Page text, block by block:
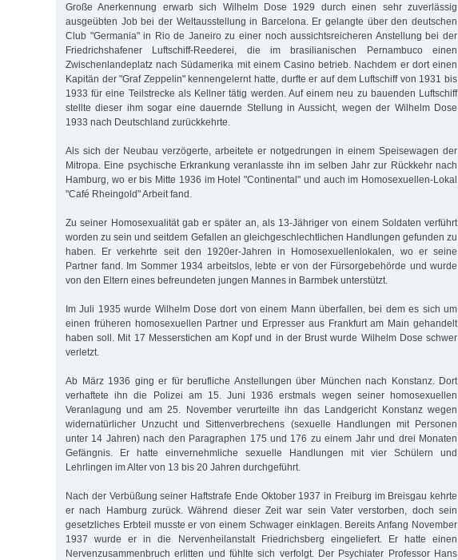
Große Anerkennung erwarb sich Wilhelm Dose 1929 durch einen sehr zuverlässig
ausgeübten Job bei der Weltausstellung in Barcelona. Er gelangte über den deutschen
Club "Germania" in Rio de Janeiro zu einer noch aussichtsreicheren Anstellung bei der
Friedrichshafener Luftschiff-Reederei, die im brasilianischen Pernambuco einen
Zwischenlandeplatz nach Südamerika mit einem Casino betrieb. Nachdem er dort einen
Kapitän der "Graf Zeppelin" kennengelernt hatte, durfte er auf dem Luftschiff von 1931 bis
1933 für eine Teilstrecke als Kellner tätig werden. Auf einem neu zu bauenden Luftschiff
stellte dieser ihm sogar eine dauernde Stellung in Aussicht, wegen der Wilhelm Dose
1933 nach Deutschland zurückkehrte.
Als sich der Neubau verzögerte, arbeitete er notgedrungen in einem Speisewagen der
Mitropa. Eine psychische Erkrankung veranlasste ihn im selben Jahr zur Rückkehr nach
Hamburg, wo er bis Mitte 1936 im Hotel "Continental" und auch im Homosexuellen-Lokal
"Café Rheingold" Arbeit fand.
Zu seiner Homosexualität gab er später an, als 13-Jähriger von einem Soldaten verführt
worden zu sein und seitdem Gefallen an gleichgeschlechtlichen Handlungen gefunden zu
haben. Er verkehrte seit den 1920er-Jahren in Homosexuellenlokalen, wo er seine
Partner fand. Im Sommer 1934 arbeitslos, lebte er von der Fürsorgebehörde und wurde
von den Eltern eines befreundeten jungen Mannes in Barmbek unterstützt.
Im Juli 1935 wurde Wilhelm Dose dort von einem Mann überfallen, bei dem es sich um
einen früheren homosexuellen Partner und Erpresser aus Frankfurt am Main gehandelt
haben soll. Mit 17 Messerstichen am Kopf und in der Brust wurde Wilhelm Dose schwer
verletzt.
Ab März 1936 ging er für berufliche Anstellungen über München nach Konstanz. Dort
verhaftete ihn die Polizei am 15. Juni 1936 erstmals wegen seiner homosexuellen
Veranlagung und am 25. November verurteilte ihn das Landgericht Konstanz wegen
widernatürlicher Unzucht und Sittenverbrechens (sexuelle Handlungen mit Personen
unter 14 Jahren) nach den Paragraphen 175 und 176 zu einem Jahr und drei Monaten
Gefängnis. Er hatte einvernehmliche sexuelle Handlungen mit vier Schülern und
Lehrlingen im Alter von 13 bis 20 Jahren durchgeführt.
Nach der Verbüßung seiner Haftstrafe Ende Oktober 1937 in Freiburg im Breisgau kehrte
er nach Hamburg zurück. Während dieser Zeit war sein Vater verstorben, doch sein
gesetzliches Erbteil musste er von einem Schwager einklagen. Bereits Anfang November
1937 wurde er in die Nervenheilanstalt Friedrichsberg eingeliefert. Er hatte einen
Nervenzusammenbruch erlitten und fühlte sich verfolgt. Der Psychiater Professor Hans